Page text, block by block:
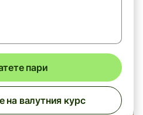
пари
на валутния курс